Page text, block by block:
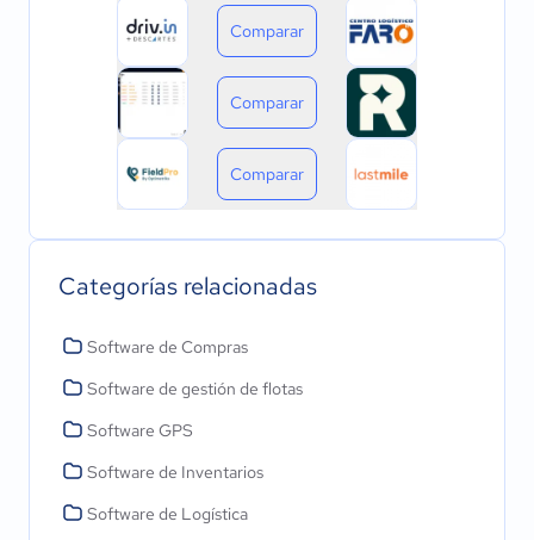
Comparar
Comparar
Comparar
Categorías relacionadas
Software de Compras
Software de gestión de flotas
Software GPS
Software de Inventarios
Software de Logística